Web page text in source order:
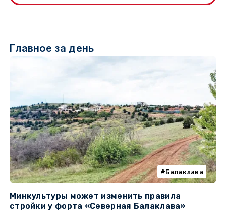
Главное за день
Балаклава
Минкультуры может изменить правила
стройки у форта «Северная Балаклава»